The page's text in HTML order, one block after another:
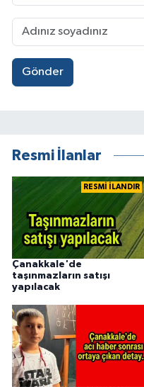
Gönder
Resmi İlanlar
RESMİ İLANDIR
Çanakkale'de
taşınmazların satışı
yapılacak